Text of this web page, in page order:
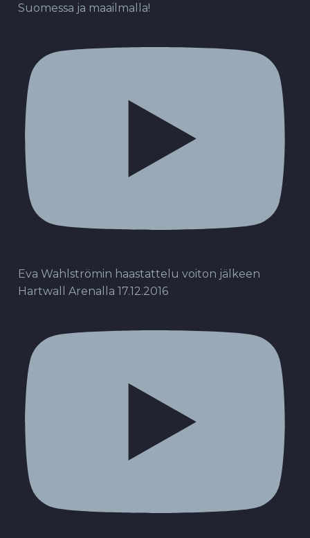
Suomessa ja maailmalla!
Eva Wahlströmin haastattelu voiton jälkeen
Hartwall Arenalla 17.12.2016